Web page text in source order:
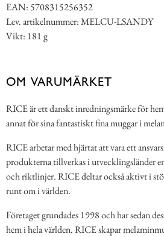
EAN: 5708315256352
Lev. artikelnummer: MELCU-LSANDY
Vikt: 181 g
OM VARUMÄRKET
RICE är ett danskt inredningsmärke för
annat för sina fantastiskt fina muggar i
RICE arbetar med hjärtat att vara ett
produkterna tillverkas i utvecklingsländer
och riktlinjer. RICE deltar också aktivt i
runt om i världen.
Företaget grundades 1998 och har sedan
hem i hela världen. RICE skapar